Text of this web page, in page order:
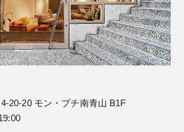
20-20 モン・プチ南青山 B1F